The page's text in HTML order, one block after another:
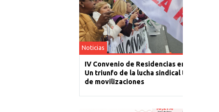
Noticias
IV Convenio de Residencias en La Rioja:
Un triunfo de la lucha sindical tras un año
de movilizaciones